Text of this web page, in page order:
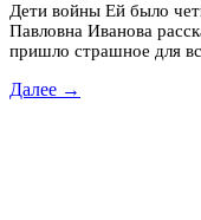
Дети войны Ей было
Павловна Иванова
пришло страшное для
Далее →